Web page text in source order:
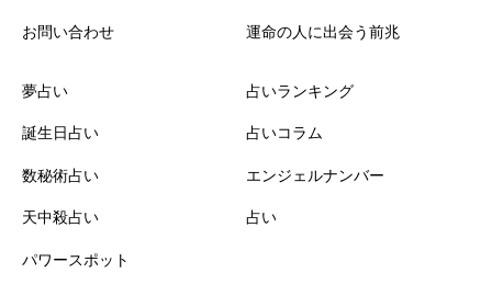
お問い合わせ 運命の人に出会う前兆
夢占い
誕生日占い
数秘術占い
天中殺占い
パワースポット
占いランキング
占いコラム
エンジェルナンバー
占い